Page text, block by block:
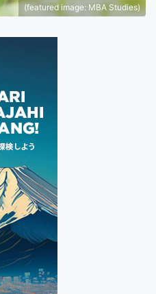
(featured image: MBA Studies)